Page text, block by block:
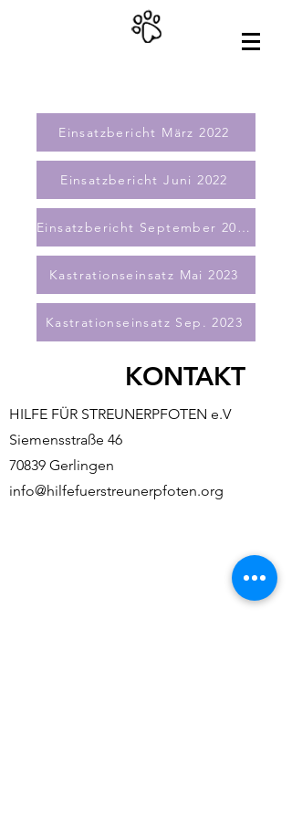
Einsatzbericht März 2022
Einsatzbericht Juni 2022
Einsatzbericht September 2022
Kastrationseinsatz Mai 2023
Kastrationseinsatz Sep. 2023
KONTAKT
HILFE FÜR STREUNERPFOTEN e.V
Siemensstraße 46
70839 Gerlingen
info@hilfefuerstreunerpfoten.org